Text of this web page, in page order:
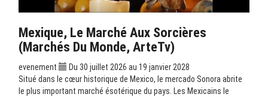
Mexique, Le Marché Aux Sorcières
(Marchés Du Monde, ArteTv)
evenement
Du 30 juillet 2026 au 19 janvier 2028
Situé dans le cœur historique de Mexico, le mercado Sonora abrite
le plus important marché ésotérique du pays. Les Mexicains le